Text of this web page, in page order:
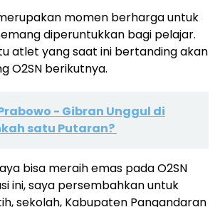
momen berharga untuk
diperuntukkan bagi pelajar.
atlet yang saat ini bertanding akan
O2SN berikutnya.
- Gibran Unggul di
satu Putaran?
bisa meraih emas pada O2SN
ini, saya persembahkan untuk
sekolah, Kabupaten Pangandaran